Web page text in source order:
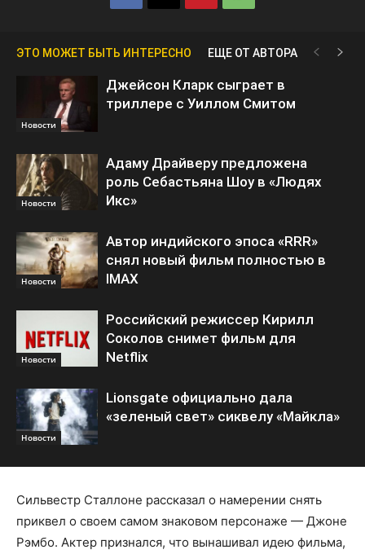
ЭТО МОЖЕТ БЫТЬ ИНТЕРЕСНО ЕЩЕ ОТ АВТОРА
Новости
Джейсон Кларк сыграет в
триллере с Уиллом Смитом
Новости
Адаму Драйверу предложена
роль Себастьяна Шоу в «Людях
Икс»
Новости
Автор индийского эпоса «RRR»
снял новый фильм полностью в
IMAX
Новости
Российский режиссер Кирилл
Соколов снимет фильм для
Netflix
Новости
Lionsgate официально дала
«зеленый свет» сиквелу «Майкла»
Сильвестр Сталлоне рассказал о намерении снять
приквел о своем самом знаковом персонаже — Джоне
Рэмбо. Актер признался, что вынашивал идею фильма,